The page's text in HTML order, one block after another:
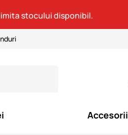
stocului disponibil.
Accesorii